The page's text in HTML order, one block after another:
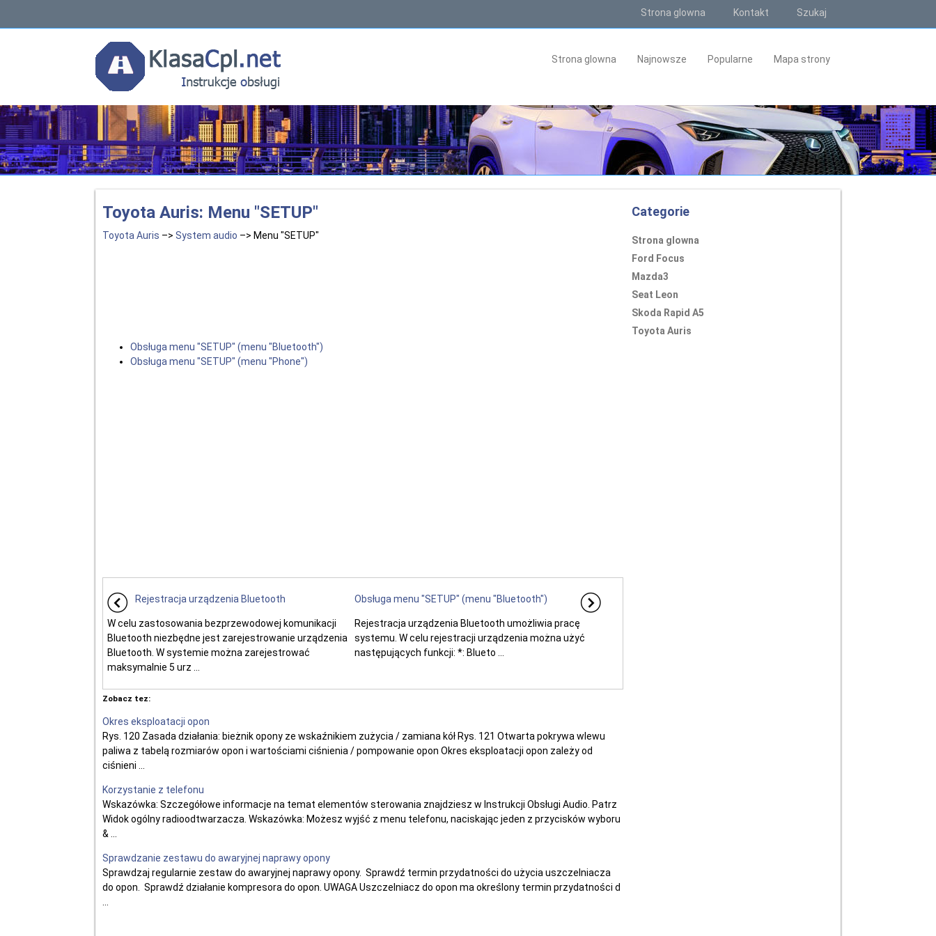
Strona glowna Kontakt Szukaj
Strona glowna Najnowsze Popularne Mapa strony
Toyota Auris: Menu "SETUP"
Toyota Auris –> System audio –> Menu "SETUP"
Obsługa menu "SETUP" (menu "Bluetooth")
Obsługa menu "SETUP" (menu "Phone")
Rejestracja urządzenia Bluetooth
W celu zastosowania bezprzewodowej komunikacji
Bluetooth niezbędne jest zarejestrowanie urządzenia
Bluetooth. W systemie można zarejestrować
maksymalnie 5 urz ...
Obsługa menu "SETUP" (menu "Bluetooth")
Rejestracja urządzenia Bluetooth umożliwia pracę
systemu. W celu rejestracji urządzenia można użyć
następujących funkcji: *: Blueto ...
Zobacz tez:
Okres eksploatacji opon
Rys. 120 Zasada działania: bieżnik opony ze wskaźnikiem zużycia / zamiana kół Rys. 121 Otwarta pokrywa wlewu
paliwa z tabelą rozmiarów opon i wartościami ciśnienia / pompowanie opon Okres eksploatacji opon zależy od
ciśnieni ...
Korzystanie z telefonu
Wskazówka: Szczegółowe informacje na temat elementów sterowania znajdziesz w Instrukcji Obsługi Audio. Patrz
Widok ogólny radioodtwarzacza. Wskazówka: Możesz wyjść z menu telefonu, naciskając jeden z przycisków wyboru
& ...
Sprawdzanie zestawu do awaryjnej naprawy opony
Sprawdzaj regularnie zestaw do awaryjnej naprawy opony. Sprawdź termin przydatności do użycia uszczelniacza
do opon. Sprawdź działanie kompresora do opon. UWAGA Uszczelniacz do opon ma określony termin przydatności d
Categorie
Strona glowna
Ford Focus
Mazda3
Seat Leon
Skoda Rapid A5
Toyota Auris